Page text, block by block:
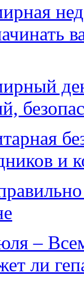
и
–
ли